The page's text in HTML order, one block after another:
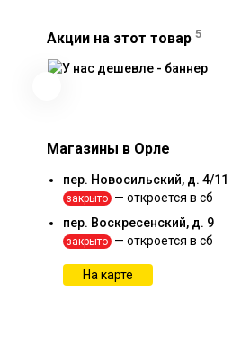
Акции на этот товар 5
Магазины в Орле
пер. Новосильский, д. 4/11
закрыто — откроется в сб
пер. Воскресенский, д. 9
закрыто — откроется в сб
На карте